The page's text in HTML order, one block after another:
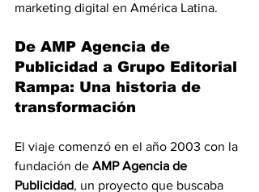
marketing digital en América Latina.
De AMP Agencia de
Publicidad a Grupo Editorial
Rampa: Una historia de
transformación
El viaje comenzó en el año 2003 con la
fundación de AMP Agencia de
Publicidad, un proyecto que buscaba